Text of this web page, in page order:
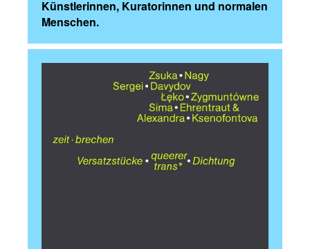
Künstlerinnen, Kuratorinnen und normalen
Menschen.